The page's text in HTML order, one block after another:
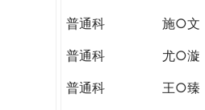
普通科
施○文
普通科
尤○漩
普通科
王○臻